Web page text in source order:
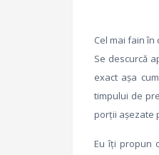
Cel mai fain
Se descurcă
exact așa
timpului de
porții așezate
Eu îți propun